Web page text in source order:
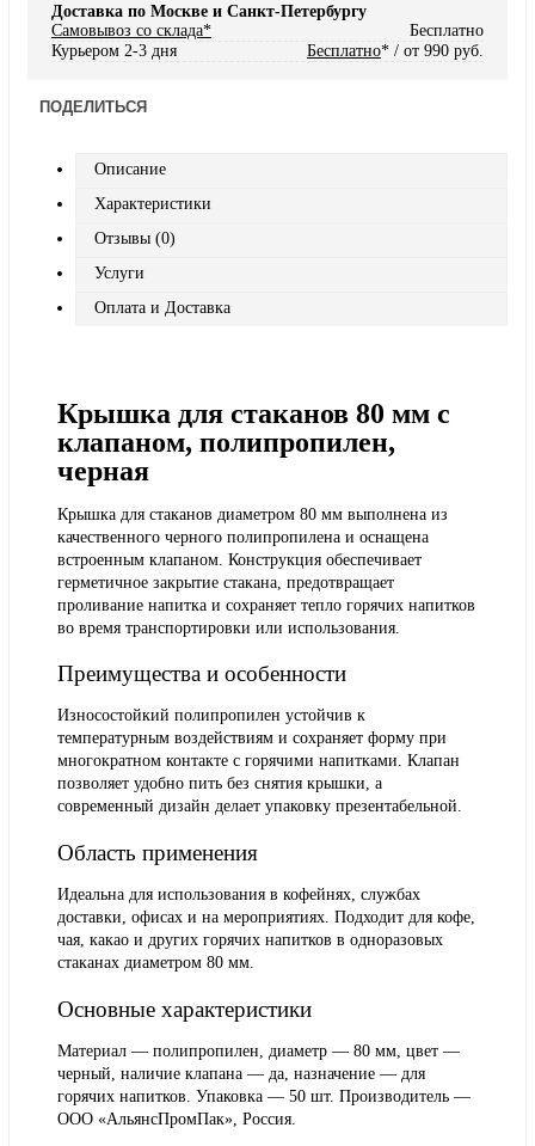
Доставка по Москве и Санкт-Петербургу
Самовывоз со склада*
Бесплатно
Курьером 2-3 дня
Бесплатно* / от 990 руб.
ПОДЕЛИТЬСЯ
Описание
Характеристики
Отзывы (0)
Услуги
Оплата и Доставка
Крышка для стаканов 80 мм с
клапаном, полипропилен,
черная
Крышка для стаканов диаметром 80 мм выполнена из
качественного черного полипропилена и оснащена
встроенным клапаном. Конструкция обеспечивает
герметичное закрытие стакана, предотвращает
проливание напитка и сохраняет тепло горячих напитков
во время транспортировки или использования.
Преимущества и особенности
Износостойкий полипропилен устойчив к
температурным воздействиям и сохраняет форму при
многократном контакте с горячими напитками. Клапан
позволяет удобно пить без снятия крышки, а
современный дизайн делает упаковку презентабельной.
Область применения
Идеальна для использования в кофейнях, службах
доставки, офисах и на мероприятиях. Подходит для кофе,
чая, какао и других горячих напитков в одноразовых
стаканах диаметром 80 мм.
Основные характеристики
Материал — полипропилен, диаметр — 80 мм, цвет —
черный, наличие клапана — да, назначение — для
горячих напитков. Упаковка — 50 шт. Производитель —
ООО «АльянсПромПак», Россия.